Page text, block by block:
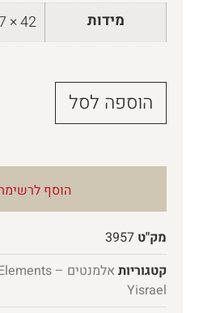
מידות 42 × 29.7 סנטימטרים
הוספה לסל
הוסף
מק"ט 3957
קטגוריות אלמנטים – Elements
Yisrael